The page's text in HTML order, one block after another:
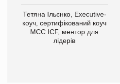
Тетяна Ільєнко, Executive-
коуч, сертифікований коуч
МСС ICF, ментор для
лідерів